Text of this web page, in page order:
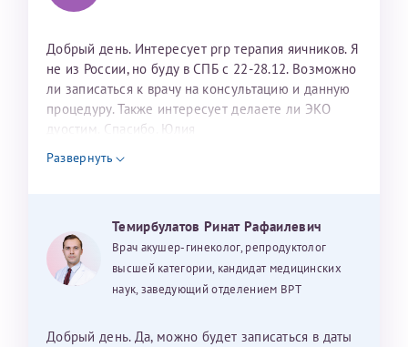
Добрый день. Интересует prp терапия яичников. Я
не из России, но буду в СПБ с 22-28.12. Возможно
ли записаться к врачу на консультацию и данную
процедуру. Также интересует делаете ли ЭКО
дуостим. Спасибо. Юлия
Развернуть
Темирбулатов Ринат Рафаилевич
Врач акушер-гинеколог, репродуктолог
высшей категории, кандидат медицинских
наук, заведующий отделением ВРТ
Добрый день. Да, можно будет записаться в даты